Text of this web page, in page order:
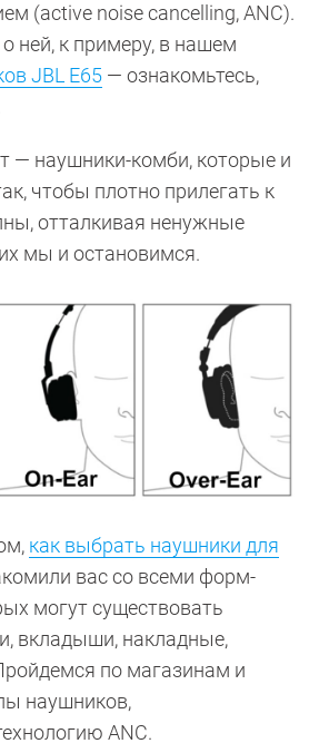
(active noise cancelling, ANC).
ней, к примеру, в нашем
JBL E65 — ознакомьтесь,
— наушники-комби, которые и
чтобы плотно прилегать к
отталкивая ненужные
мы и остановимся.
как выбрать наушники для
вас со всеми форм-
могут существовать
вкладыши, накладные,
по магазинам и
наушников,
ANC.